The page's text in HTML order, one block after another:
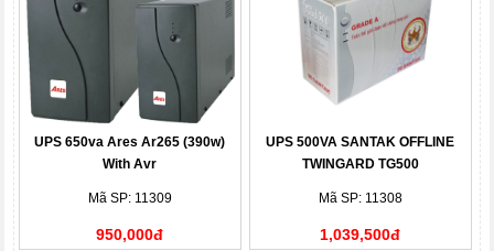
UPS 650va Ares Ar265 (390w)
With Avr
Mã SP: 11309
950,000đ
UPS 500VA SANTAK OFFLINE
TWINGARD TG500
Mã SP: 11308
1,039,500đ